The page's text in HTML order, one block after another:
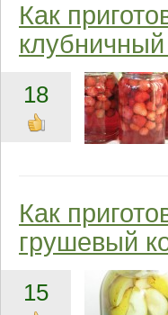
Как
18
Как
грушевый
15